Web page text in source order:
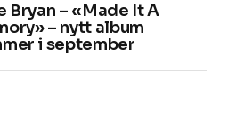
Bryan – «Made It A
– nytt album
i september